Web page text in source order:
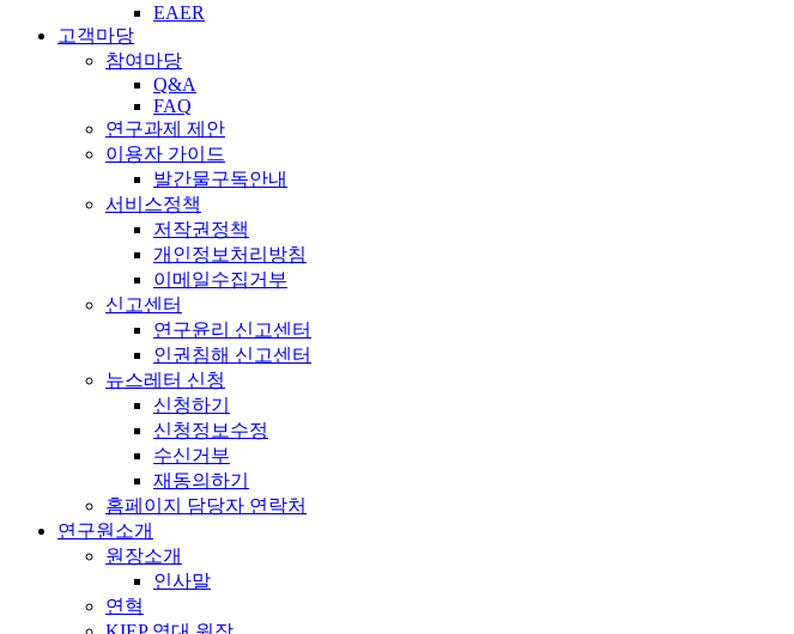
EAER
고객마당
참여마당
Q&A
FAQ
연구과제 제안
이용자 가이드
발간물구독안내
서비스정책
저작권정책
개인정보처리방침
이메일수집거부
신고센터
연구윤리 신고센터
인권침해 신고센터
뉴스레터 신청
신청하기
신청정보수정
수신거부
재동의하기
홈페이지 담당자 연락처
연구원소개
원장소개
인사말
연혁